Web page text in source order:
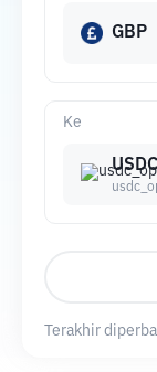
Ke
GBP
Terakhir